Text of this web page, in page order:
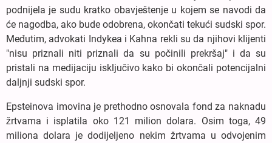
podnijela je sudu kratko obavještenje u kojem se navodi da
će nagodba, ako bude odobrena, okončati tekući sudski spor.
Međutim, advokati Indykea i Kahna rekli su da njihovi klijenti
"nisu priznali niti priznali da su počinili prekršaj" i da su
pristali na medijaciju isključivo kako bi okončali potencijalni
daljnji sudski spor.
Epsteinova imovina je prethodno osnovala fond za naknadu
žrtvama i isplatila oko 121 milion dolara. Osim toga, 49
miliona dolara je dodijeljeno nekim žrtvama u odvojenim